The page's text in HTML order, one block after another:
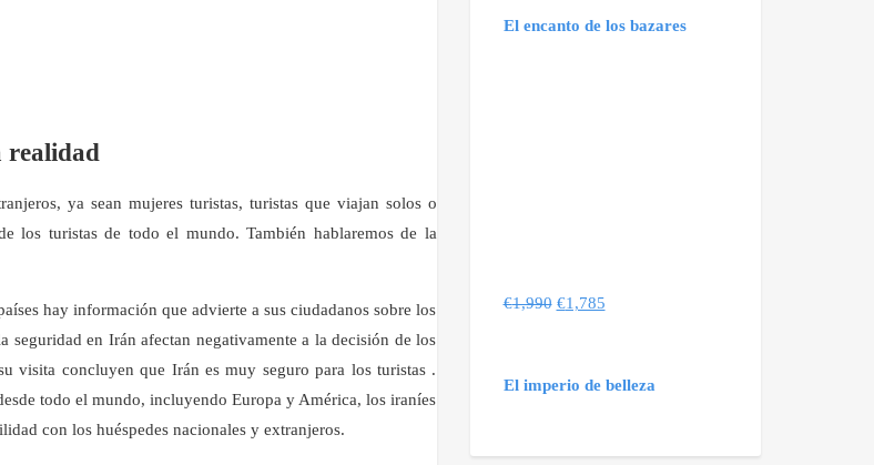
realidad
ya sean mujeres turistas, turistas que viajan solos o
los turistas de todo el mundo. También hablaremos de la
hay información que advierte a sus ciudadanos sobre los
en Irán afectan negativamente a la decisión de los
visita concluyen que Irán es muy seguro para los turistas .
todo el mundo, incluyendo Europa y América, los iraníes
con los huéspedes nacionales y extranjeros.
El encanto de los bazares
€1,990 €1,785
El imperio de belleza